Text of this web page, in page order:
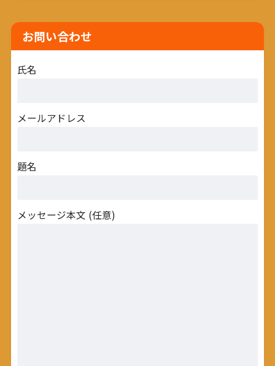
お問い合わせ
氏名
メールアドレス
題名
メッセージ本文 (任意)